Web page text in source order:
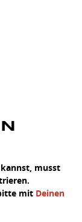
musst
mit Deinen